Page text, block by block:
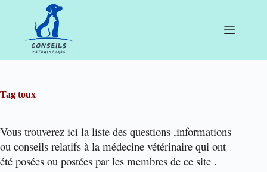
Tag toux
Vous trouverez ici la liste des questions ,informations
ou conseils relatifs à la médecine vétérinaire qui ont
été posées ou postées par les membres de ce site .